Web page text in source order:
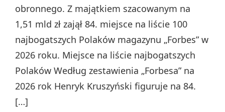
obronnego. Z majątkiem szacowanym na
1,51 mld zł zajął 84. miejsce na liście 100
najbogatszych Polaków magazynu „Forbes” w
2026 roku. Miejsce na liście najbogatszych
Polaków Według zestawienia „Forbesa” na
2026 rok Henryk Kruszyński figuruje na 84.
[…]